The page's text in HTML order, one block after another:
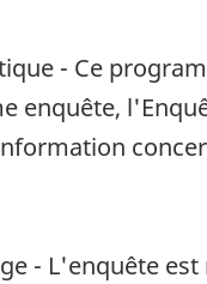
- Ce
enquête,
- L'enquête